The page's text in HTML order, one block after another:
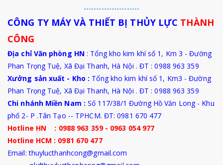
----------------------
CÔNG TY MÁY VÀ THIẾT BỊ THỦY LỰC THÀNH
CÔNG
Địa chỉ Văn phòng HN: Tổng kho kim khí số 1, Km 3 - Đường
Phan Trọng Tuệ, Xã Đại Thanh, Hà Nội . ĐT : 0988 963 359
Xưởng sản xuất - Kho : Tổng kho kim khí số 1, Km3 - Đường
Phan Trọng Tuệ, Xã Đại Thanh, Hà Nội . ĐT : 0988 963 359
Chi nhánh Miền Nam : Số 117/38/1 Đường Hồ Văn Long - Khu
phố 2- P .Tân Tạo -- TPHCM. ĐT: 0981 670 477
Hotline HN : 0988 963 359 - 0963 054 977
Hotline HCM : 0981 670 477
Email: thuylucthanhcong@gmail.com